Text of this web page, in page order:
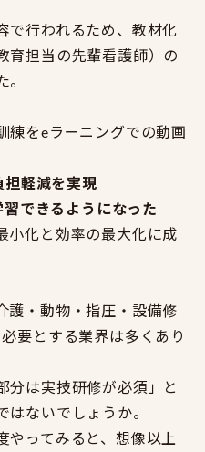
で行われるため、教材化
育担当の先輩看護師）の
練をeラーニングでの動画
軽減を実現
できるようになった
小化と効率の最大化に成
護・動物・指圧・設備修
要とする業界は多くあり
分は実技研修が必須」と
ないでしょうか。
やってみると、想像以上